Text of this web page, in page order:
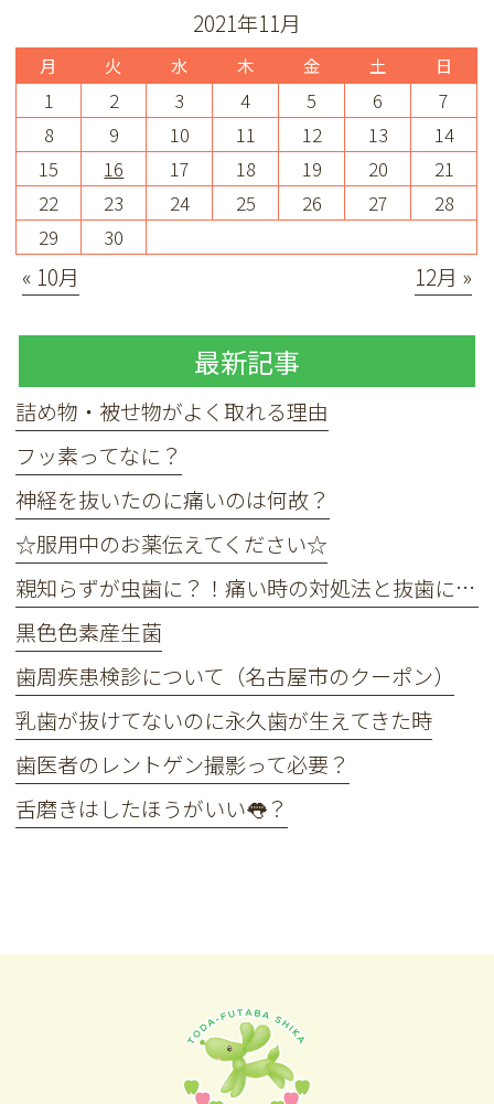
2021年11月
月 火 水 木 金 土 日
1 2 3 4 5 6
7
8
9 10 11 12 13
14
15
16 17 18 19 20
21
22
23 24 25 26 27
28
29
30
« 10月 12月 »
最新記事
詰め物・被せ物がよく取れる理由
フッ素ってなに？
神経を抜いたのに痛いのは何故？
☆服用中のお薬伝えてください☆
親知らずが虫歯に？！痛い時の対処法と抜歯に必要なケース
黒色色素産生菌
歯周疾患検診について（名古屋市のクーポン）
乳歯が抜けてないのに永久歯が生えてきた時
歯医者のレントゲン撮影って必要？
舌磨きはしたほうがいい👅？